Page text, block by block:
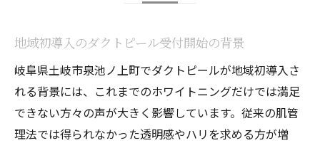
験
酸を使わないダクトピールの革新性を解説
敏感肌にも安心のダクトピール最新技術
ダクトピールがもたらす透明感とハリを実
感
地域初導入のダクトピール受付開始の背景
岐阜県土岐市泉池ノ上町でダクトピールが地域初導入さ
れる背景には、これまでのホワイトニングだけでは満足
できない方々の声が大きく影響しています。従来の肌管
理法では得られなかった透明感やハリを求める方が増